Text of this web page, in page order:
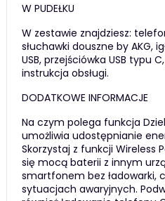
W PUDEŁKU
W zestawie znajdziesz:
słuchawki douszne by AKG,
USB, przejściówka USB typu
instrukcja obsługi.
DODATKOWE INFORMACJE
Na czym polega funkcja
umożliwia udostępnianie
Skorzystaj z funkcji Wireless
się mocą baterii z innym
smartfonem bez ładowarki,
sytuacjach awaryjnych.